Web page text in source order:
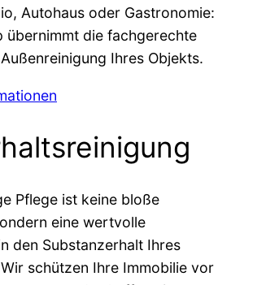
Autohaus oder Gastronomie:
übernimmt die fachgerechte
Ihres Objekts.
Pflege ist keine bloße
eine wertvolle
den Substanzerhalt Ihres
schützen Ihre Immobilie vor